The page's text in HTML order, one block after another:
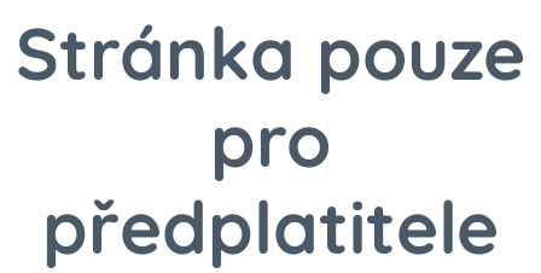
Stránka pouze
pro
předplatitele